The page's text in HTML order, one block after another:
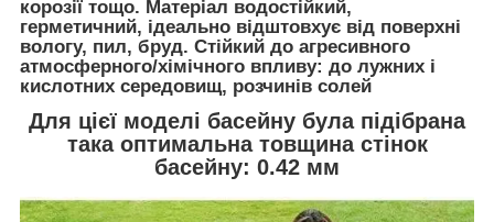
корозії тощо. Матеріал водостійкий,
герметичний, ідеально відштовхує від поверхні
вологу, пил, бруд. Стійкий до агресивного
атмосферного/хімічного впливу: до лужних і
кислотних середовищ, розчинів солей
Для цієї моделі басейну була підібрана
така оптимальна товщина стінок
басейну: 0.42 мм